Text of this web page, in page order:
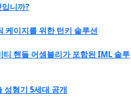
니까?
이지를 위한 턴키 솔루션
핸들 어셈블리가 포함된 IML 솔루
성형기 5세대 공개